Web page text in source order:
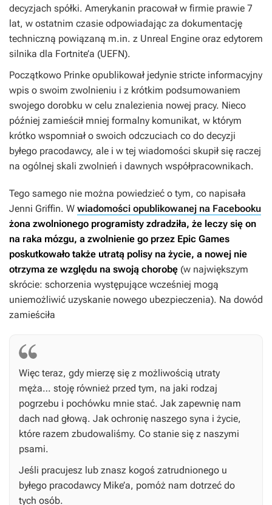
decyzjach spółki. Amerykanin pracował w firmie prawie 7
lat, w ostatnim czasie odpowiadając za dokumentację
techniczną powiązaną m.in. z Unreal Engine oraz edytorem
silnika dla Fortnite’a (UEFN).
Początkowo Prinke opublikował jedynie stricte informacyjny
wpis o swoim zwolnieniu i z krótkim podsumowaniem
swojego dorobku w celu znalezienia nowej pracy. Nieco
później zamieścił mniej formalny komunikat, w którym
krótko wspomniał o swoich odczuciach co do decyzji
byłego pracodawcy, ale i w tej wiadomości skupił się raczej
na ogólnej skali zwolnień i dawnych współpracownikach.
Tego samego nie można powiedzieć o tym, co napisała
Jenni Griffin. W wiadomości opublikowanej na Facebooku
żona zwolnionego programisty zdradziła, że leczy się on
na raka mózgu, a zwolnienie go przez Epic Games
poskutkowało także utratą polisy na życie, a nowej nie
otrzyma ze względu na swoją chorobę (w największym
skrócie: schorzenia występujące wcześniej mogą
uniemożliwić uzyskanie nowego ubezpieczenia). Na dowód
zamieściła
Więc teraz, gdy mierzę się z możliwością utraty
męża… stoję również przed tym, na jaki rodzaj
pogrzebu i pochówku mnie stać. Jak zapewnię nam
dach nad głową. Jak ochronię naszego syna i życie,
które razem zbudowaliśmy. Co stanie się z naszymi
psami.
Jeśli pracujesz lub znasz kogoś zatrudnionego u
byłego pracodawcy Mike’a, pomóż nam dotrzeć do
tych osób.